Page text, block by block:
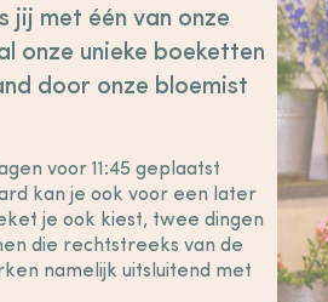
jij met één van onze
onze unieke boeketten
door onze bloemist
voor 11:45 geplaatst
kan je ook voor een later
je ook kiest, twee dingen
die rechtstreeks van de
namelijk uitsluitend met